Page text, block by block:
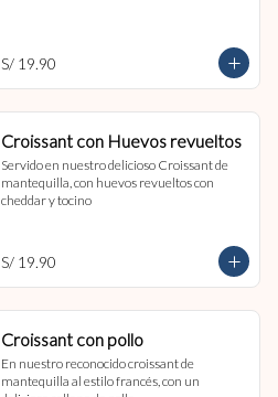
S/ 19.90
Croissant con Huevos revueltos
Servido en nuestro delicioso Croissant de
mantequilla, con huevos revueltos con
cheddar y tocino
S/ 19.90
Croissant con pollo
En nuestro reconocido croissant de
mantequilla al estilo francés, con un